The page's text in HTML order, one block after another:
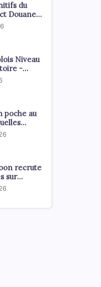
du
Douanes
Niveau
-
poche au
s'offrent
recrute
sur